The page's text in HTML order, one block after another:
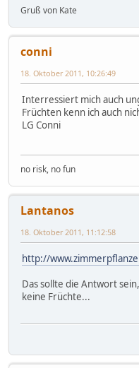
Gruß von Kate
conni
18. Oktober 2011, 10:26:49
Interressiert mich auch
Früchten kenn ich auch
LG Conni
no risk, no fun
Lantanos
18. Oktober 2011, 11:12:58
http://
Das sollte die Antwort
keine Früchte...